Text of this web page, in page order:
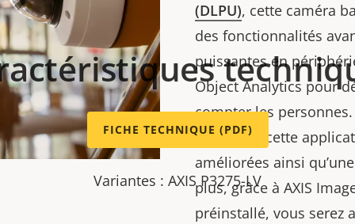
(DLPU), cette caméra
des fonctionnalités
puissantes en
Object Analytics pour
compter les
ARTPEC 9, cette
améliorées ainsi
plus, grâce à AXIS
préinstallé, vous serez
FICHE TECHNIQUE (PDF)
Variantes : AXIS P3275-LV